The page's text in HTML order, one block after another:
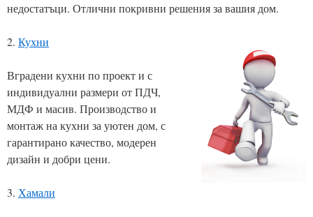
недостатъци. Отлични покривни решения за вашия дом.
2. Кухни
Вградени кухни по проект и с
индивидуални размери от ПДЧ,
МДФ и масив. Производство и
монтаж на кухни за уютен дом, с
гарантирано качество, модерен
дизайн и добри цени.
3. Хамали